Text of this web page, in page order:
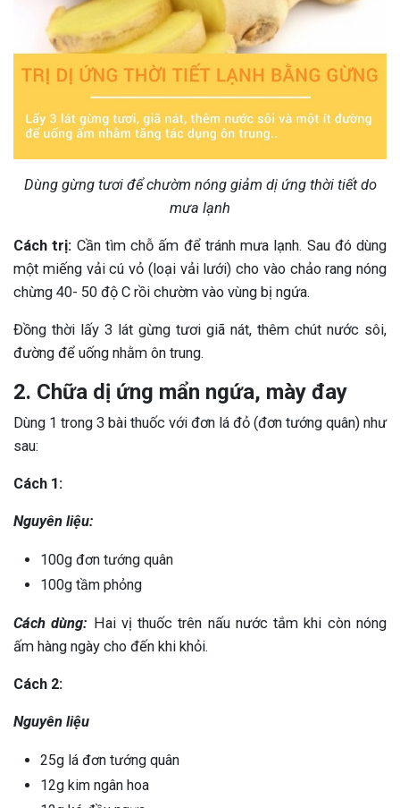
Dùng gừng tươi để chườm nóng giảm dị ứng thời tiết do
mưa lạnh
Cách trị: Cần tìm chỗ ấm để tránh mưa lạnh. Sau đó dùng
một miếng vải cú vỏ (loại vải lưới) cho vào chảo rang nóng
chừng 40- 50 độ C rồi chườm vào vùng bị ngứa.
Đồng thời lấy 3 lát gừng tươi giã nát, thêm chút nước sôi,
đường để uống nhằm ôn trung.
2. Chữa dị ứng mẩn ngứa, mày đay
Dùng 1 trong 3 bài thuốc với đơn lá đỏ (đơn tướng quân) như
sau:
Cách 1:
Nguyên liệu:
100g đơn tướng quân
100g tầm phỏng
Cách dùng: Hai vị thuốc trên nấu nước tắm khi còn nóng
ấm hàng ngày cho đến khi khỏi.
Cách 2:
Nguyên liệu
25g lá đơn tướng quân
12g kim ngân hoa